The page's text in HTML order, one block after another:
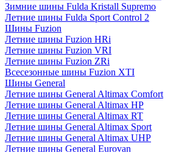
Зимние шины Fulda Kristall Supremo
Летние шины Fulda Sport Control 2
Шины Fuzion
Летние шины Fuzion HRi
Летние шины Fuzion VRI
Летние шины Fuzion ZRi
Всесезонные шины Fuzion XTI
Шины General
Летние шины General Altimax Comfort
Летние шины General Altimax HP
Летние шины General Altimax RT
Летние шины General Altimax Sport
Летние шины General Altimax UHP
Летние шины General Eurovan